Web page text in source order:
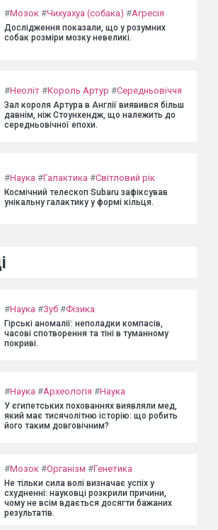
#Мозок #Чихуахуа (собака) #Агресія
Дослідження показали, що у розумних
собак розміри мозку невеликі.
#Неоліт #Король Артур #Середньовіччя
Зал короля Артура в Англії виявився більш
давнім, ніж Стоунхендж, що належить до
середньовічної епохи.
#Наука #Галактика #Світловий рік
Космічний телескоп Subaru зафіксував
унікальну галактику у формі кільця.
#Наука #Зуб #Фізика
Гірські аномалії: неполадки компасів,
часові спотворення та тіні в туманному
покриві.
#Наука #Археологія #Наука
У єгипетських похованнях виявляли мед,
який має тисячолітню історію: що робить
його таким довговічним?
#Мозок #Організм #Генетика
Не тільки сила волі визначає успіх у
схудненні: науковці розкрили причини,
чому не всім вдається досягти бажаних
результатів.